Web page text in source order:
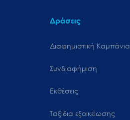
Δράσεις
Διαφημιστική Καμπάνια
Συνδιαφήμιση
Εκθέσεις
Ταξίδια εξοικείωσης